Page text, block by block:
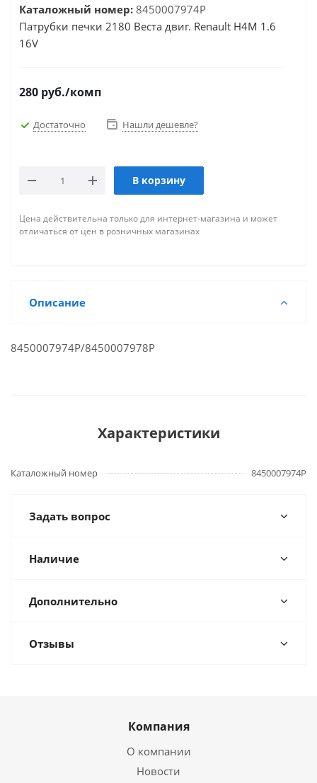
Каталожный номер: 8450007974P
Патрубки печки 2180 Веста двиг. Renault H4M 1.6
16V
280 руб./комп
Достаточно Нашли дешевле?
В корзину
Цена действительна только для интернет-магазина и может
отличаться от цен в розничных магазинах
Описание
8450007974P/8450007978P
Характеристики
Каталожный номер 8450007974P
Задать вопрос
Наличие
Дополнительно
Отзывы
Компания
О компании
Новости